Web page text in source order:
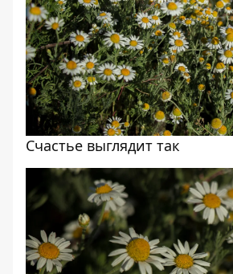
Счастье выглядит так